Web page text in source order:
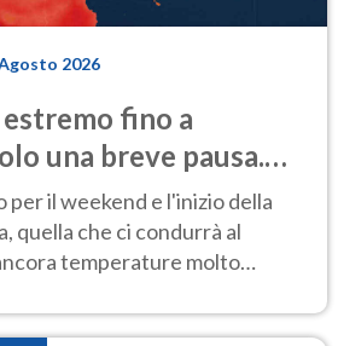
2026
fino a
una breve pausa.
per il weekend e l'inizio della
quella che ci condurrà al
temperature molto